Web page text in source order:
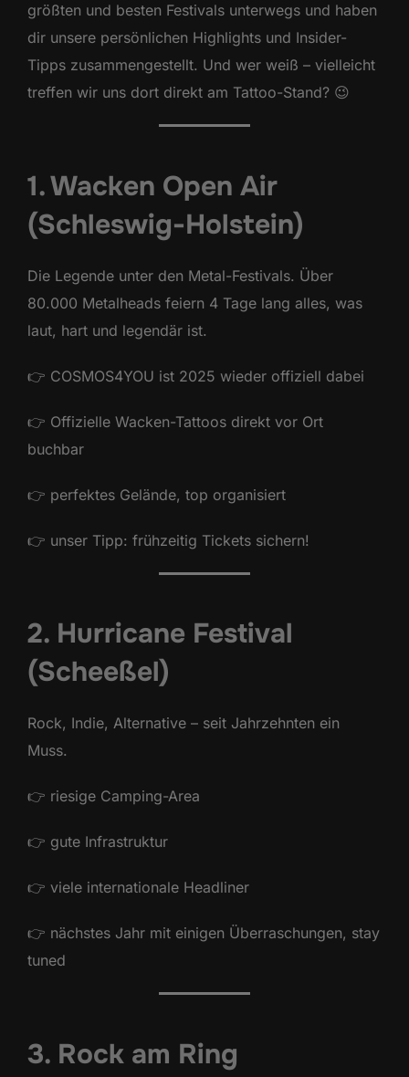
größten und besten Festivals unterwegs und haben
dir unsere persönlichen Highlights und Insider-
Tipps zusammengestellt. Und wer weiß – vielleicht
treffen wir uns dort direkt am Tattoo-Stand? 😉
1. Wacken Open Air
(Schleswig-Holstein)
Die Legende unter den Metal-Festivals. Über
80.000 Metalheads feiern 4 Tage lang alles, was
laut, hart und legendär ist.
👉 COSMOS4YOU ist 2025 wieder offiziell dabei
👉 Offizielle Wacken-Tattoos direkt vor Ort
buchbar
👉 perfektes Gelände, top organisiert
👉 unser Tipp: frühzeitig Tickets sichern!
2. Hurricane Festival
(Scheeßel)
Rock, Indie, Alternative – seit Jahrzehnten ein
Muss.
👉 riesige Camping-Area
👉 gute Infrastruktur
👉 viele internationale Headliner
👉 nächstes Jahr mit einigen Überraschungen, stay
tuned
3. Rock am Ring